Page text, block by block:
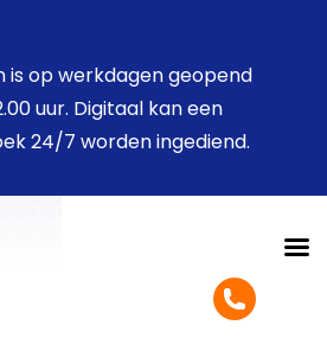
is op werkdagen geopend
uur. Digitaal kan een
24/7 worden ingediend.